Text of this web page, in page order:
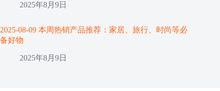
2025年8月9日
2025-08-09 本周热销产品推荐：家居、旅行、时尚等必
备好物
2025年8月9日